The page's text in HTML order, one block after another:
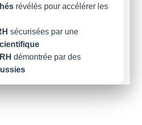
révélés pour accélérer les
sécurisées par une
démontrée par des